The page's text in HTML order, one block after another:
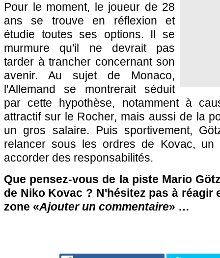
Pour le moment, le joueur de 28
ans se trouve en réflexion et
étudie toutes ses options. Il se
murmure qu'il ne devrait pas
tarder à trancher concernant son
avenir. Au sujet de Monaco,
l'Allemand se montrerait séduit
par cette hypothèse, notamment à
attractif sur le Rocher, mais aussi de la
un gros salaire. Puis sportivement,
relancer sous les ordres de Kovac,
accorder des responsabilités.
Que pensez-vous de la piste Mario
de Niko Kovac ? N'hésitez pas à réagir
zone «Ajouter un commentaire» …